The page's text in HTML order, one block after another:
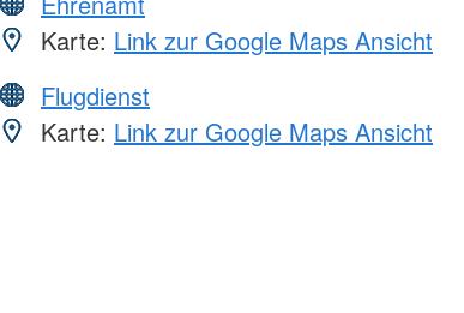
Karte: Link zur Google Maps Ansicht
Flugdienst
Karte: Link zur Google Maps Ansicht